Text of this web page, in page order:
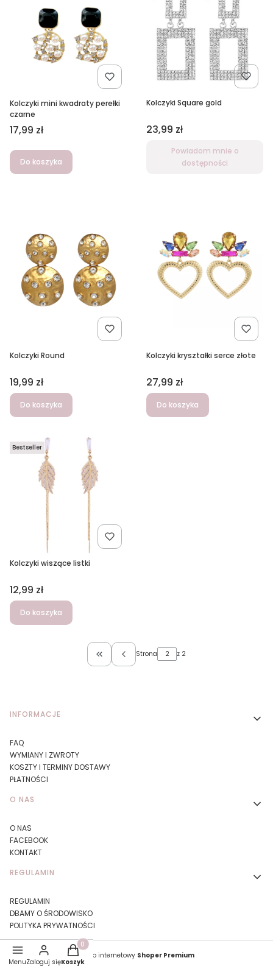
Kolczyki mini kwadraty perełki
czarne
Cena
17,99 zł
Do koszyka
Kolczyki Square gold
Cena
23,99 zł
Powiadom mnie o
dostępności
Kolczyki Round
Cena
19,99 zł
Do koszyka
Kolczyki kryształki serce złote
Cena
27,99 zł
Do koszyka
Bestseller
Kolczyki wiszące listki
Cena
12,99 zł
Do koszyka
Wróć do pierwszej strony z produktami
Strona z 2
Linki w stopce
INFORMACJE
FAQ
WYMIANY I ZWROTY
KOSZTY I TERMINY DOSTAWY
PŁATNOŚCI
O NAS
O NAS
FACEBOOK
KONTAKT
REGULAMIN
REGULAMIN
DBAMY O ŚRODOWISKO
POLITYKA PRYWATNOŚCI
Sklep internetowy Shoper Premium
MenuZaloguj się
Produkty w koszyku: 0. Zobacz szczegóły
Koszyk